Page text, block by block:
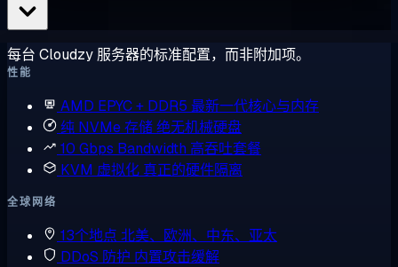
每台 Cloudzy 服务器的标准配置，而非附加项。
性能
AMD EPYC + DDR5 最新一代核心与内存
纯 NVMe 存储绝无机械硬盘
10 Gbps Bandwidth 高吞吐套餐
KVM 虚拟化 真正的硬件隔离
全球网络
13个地点 北美、欧洲、中东、亚太
DDoS 防护 内置攻击缓解